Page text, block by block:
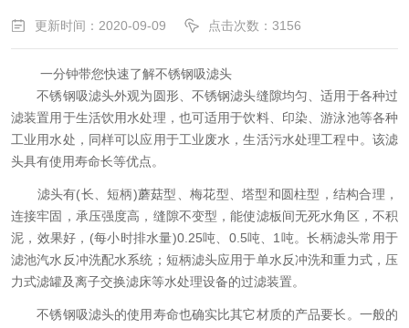
更新时间：2020-09-09 点击次数：3156
一分钟带您快速了解不锈钢吸滤头
不锈钢吸滤头外观为圆形、不锈钢滤头缝隙均匀、适用于各种过
滤装置用于生活饮用水处理，也可适用于饮料、印染、游泳池等各种
工业用水处，同样可以应用于工业废水，生活污水处理工程中。该滤
头具有使用寿命长等优点。
滤头有(长、短柄)蘑菇型、梅花型、塔型和圆柱型，结构合理，
连接牢固，承压强度高，缝隙不变型，能使滤板间无死水角区，不积
泥，效果好，(每小时排水量)0.25吨、0.5吨、1吨。长柄滤头常用于
滤池汽水反冲洗配水系统；短柄滤头应用于单水反冲洗和重力式，压
力式滤罐及离子交换滤床等水处理设备的过滤装置。
不锈钢吸滤头的使用寿命也确实比其它材质的产品要长。一般的